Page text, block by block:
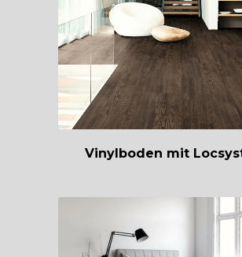
Vinylboden mit